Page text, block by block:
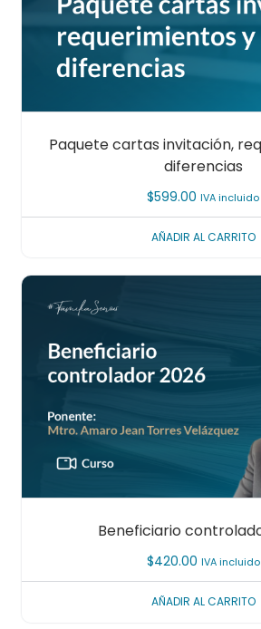
Paquete cartas invitación,
diferencias
$599.00 IVA incluido
AÑADIR AL CARRITO
Beneficiario
$420.00 IVA incluido
AÑADIR AL CARRITO